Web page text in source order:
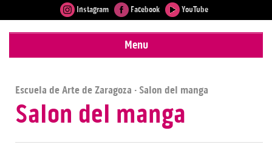
Instagram Facebook YouTube
Menu
Escuela de Arte de Zaragoza · Salon del manga
Salon del manga